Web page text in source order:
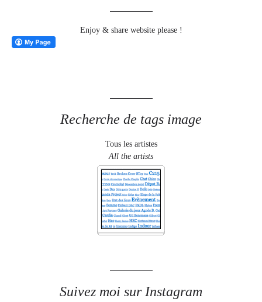
Enjoy & share website please !
Recherche de tags image
Tous les artistes
All the artists
Suivez moi sur Instagram